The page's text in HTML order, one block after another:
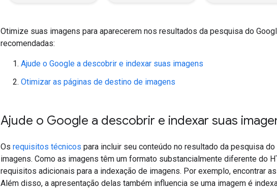
Otimize suas imagens para aparecerem nos resultados da pesquisa do
recomendadas:
Ajude o Google a descobrir e indexar suas imagens
Otimizar as páginas de destino de imagens
Ajude o Google a descobrir e indexar suas
Os requisitos técnicos para incluir seu conteúdo no resultado da pesquisa
imagens. Como as imagens têm um formato substancialmente diferente do
requisitos adicionais para a indexação de imagens. Por exemplo, encontrar
Além disso, a apresentação delas também influencia se uma imagem é